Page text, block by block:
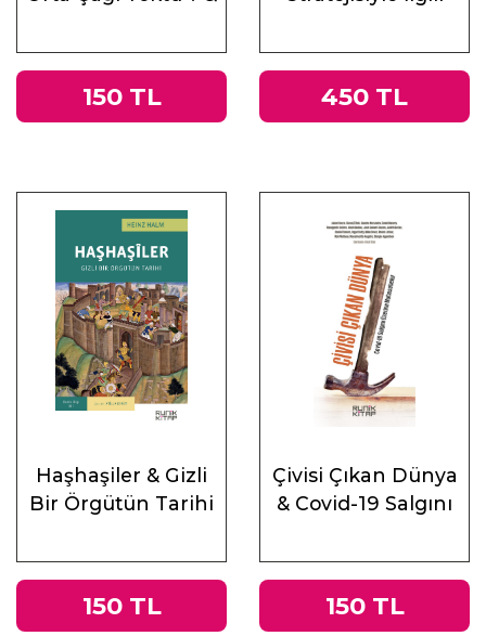
ve Doğu
150 TL 450 TL
Haşhaşiler & Gizli
Bir Örgütün Tarihi
150 TL
Çivisi Çıkan Dünya
& Covid-19 Salgını
Muhasebeler
150 TL